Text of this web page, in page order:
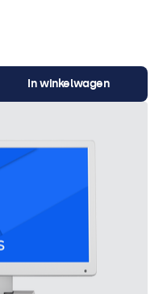
In winkelwagen